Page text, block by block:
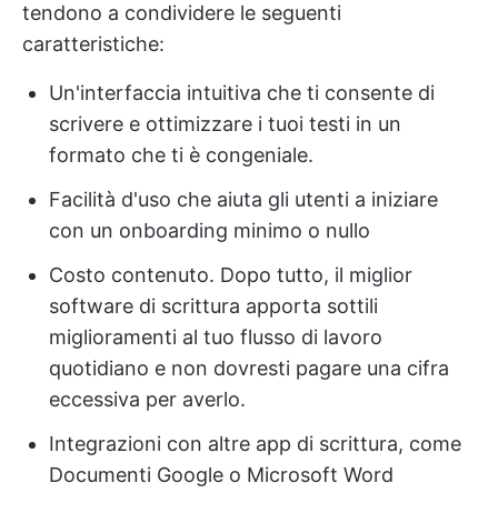
tendono a condividere le seguenti
caratteristiche:
Un'interfaccia intuitiva che ti consente di
scrivere e ottimizzare i tuoi testi in un
formato che ti è congeniale.
Facilità d'uso che aiuta gli utenti a iniziare
con un onboarding minimo o nullo
Costo contenuto. Dopo tutto, il miglior
software di scrittura apporta sottili
miglioramenti al tuo flusso di lavoro
quotidiano e non dovresti pagare una cifra
eccessiva per averlo.
Integrazioni con altre app di scrittura, come
Documenti Google o Microsoft Word